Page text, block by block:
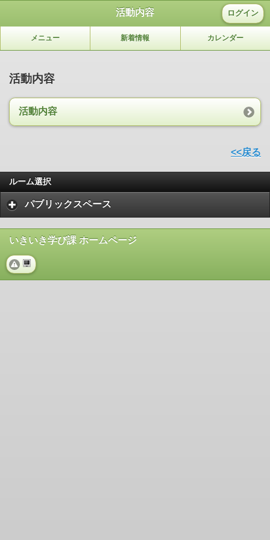
活動内容 ログイン
メニュー 新着情報 カレンダー
活動内容
活動内容
<<戻る
ルーム選択
パブリックスペース
いきいき学び課 ホームページ